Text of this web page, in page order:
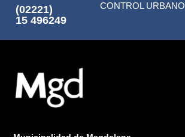
(02221)
15 496249
CONTROL URBANO